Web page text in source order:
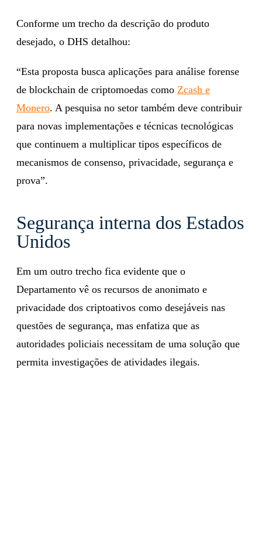
Conforme um trecho da descrição do produto
desejado, o DHS detalhou:
“Esta proposta busca aplicações para análise forense
de blockchain de criptomoedas como Zcash e
Monero. A pesquisa no setor também deve contribuir
para novas implementações e técnicas tecnológicas
que continuem a multiplicar tipos específicos de
mecanismos de consenso, privacidade, segurança e
prova”.
Segurança interna dos Estados
Unidos
Em um outro trecho fica evidente que o
Departamento vê os recursos de anonimato e
privacidade dos criptoativos como desejáveis nas
questões de segurança, mas enfatiza que as
autoridades policiais necessitam de uma solução que
permita investigações de atividades ilegais.